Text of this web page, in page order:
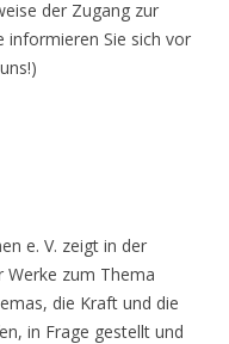
der Zugang zur
informieren Sie sich vor
e. V. zeigt in der
Werke zum Thema
die Kraft und die
in Frage gestellt und